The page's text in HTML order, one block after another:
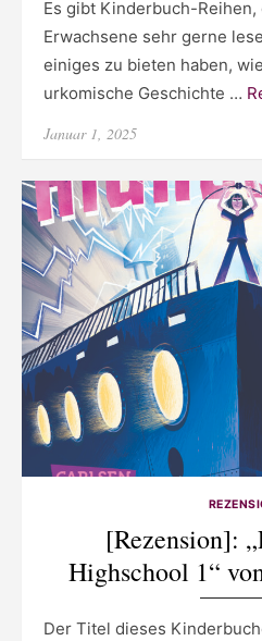
Es gibt Kinderbuch-Reihen,
Erwachsene sehr gerne
einiges zu bieten haben,
urkomische Geschichte …
Posted
Januar 1, 2025
[Rezension]:
Highschool 1“
Der Titel dieses